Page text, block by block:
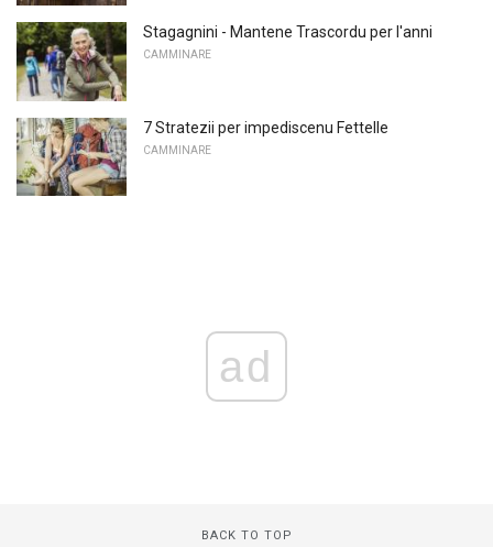
Stagagnini - Mantene Trascordu per l'anni
CAMMINARE
7 Stratezii per impediscenu Fettelle
CAMMINARE
ad
BACK TO TOP